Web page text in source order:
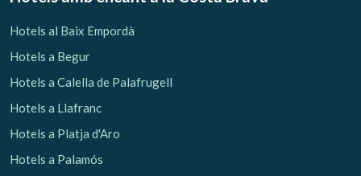
Hotels al Baix Empordà
Hotels a Begur
Hotels a Calella de Palafrugell
Hotels a Llafranc
Hotels a Platja d'Aro
Hotels a Palamós